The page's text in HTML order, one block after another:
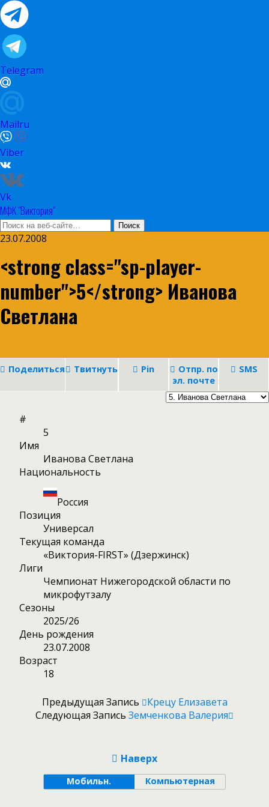
Telegram
Mailru
Viber
Vk
МФК "Виктория"
23.07.2008
<strong class="sp-player-
number">5</strong> Иванова
Светлана
Поделиться Твитнуть Pin
Отпр. по
эл. почте
SMS
#
5
Имя
Иванова Светлана
Национальность
Россия
Позиция
Универсал
Текущая команда
«Виктория-FIRST» (Дзержинск)
Лиги
Чемпионат Нижегородской области по
микрофутзалу
Сезоны
2025/26
День рождения
23.07.2008
Возраст
18
Предыдущая Запись
Крецу Елизавета
Следующая Запись Земченкова Валерия
Наверх
Мобильн. Компьютерная